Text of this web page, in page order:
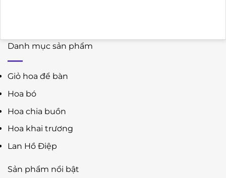
Danh mục sản phẩm
Giỏ hoa để bàn
Hoa bó
Hoa chia buồn
Hoa khai trương
Lan Hồ Điệp
Sản phẩm nổi bật